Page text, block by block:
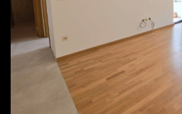
BUDVA
166.000€
2